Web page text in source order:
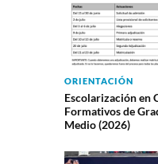
ORIENTACIÓN
Escolarización en
Formativos de
Medio (2026)